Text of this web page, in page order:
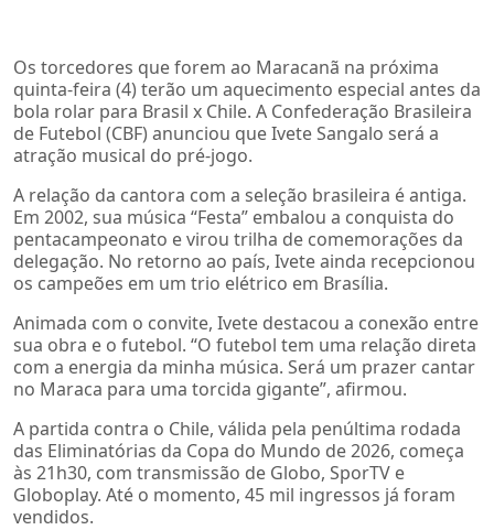
Os torcedores que forem ao Maracanã na próxima
quinta-feira (4) terão um aquecimento especial antes da
bola rolar para Brasil x Chile. A Confederação Brasileira
de Futebol (CBF) anunciou que Ivete Sangalo será a
atração musical do pré-jogo.
A relação da cantora com a seleção brasileira é antiga.
Em 2002, sua música “Festa” embalou a conquista do
pentacampeonato e virou trilha de comemorações da
delegação. No retorno ao país, Ivete ainda recepcionou
os campeões em um trio elétrico em Brasília.
Animada com o convite, Ivete destacou a conexão entre
sua obra e o futebol. “O futebol tem uma relação direta
com a energia da minha música. Será um prazer cantar
no Maraca para uma torcida gigante”, afirmou.
A partida contra o Chile, válida pela penúltima rodada
das Eliminatórias da Copa do Mundo de 2026, começa
às 21h30, com transmissão de Globo, SporTV e
Globoplay. Até o momento, 45 mil ingressos já foram
vendidos.